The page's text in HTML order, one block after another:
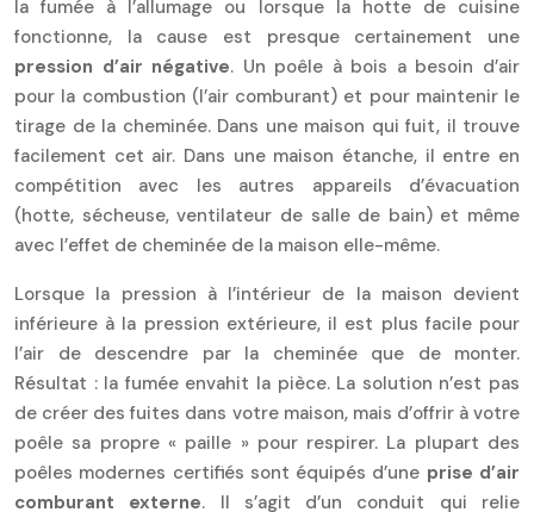
la fumée à l’allumage ou lorsque la hotte de cuisine
fonctionne, la cause est presque certainement une
pression d’air négative. Un poêle à bois a besoin d’air
pour la combustion (l’air comburant) et pour maintenir le
tirage de la cheminée. Dans une maison qui fuit, il trouve
facilement cet air. Dans une maison étanche, il entre en
compétition avec les autres appareils d’évacuation
(hotte, sécheuse, ventilateur de salle de bain) et même
avec l’effet de cheminée de la maison elle-même.
Lorsque la pression à l’intérieur de la maison devient
inférieure à la pression extérieure, il est plus facile pour
l’air de descendre par la cheminée que de monter.
Résultat : la fumée envahit la pièce. La solution n’est pas
de créer des fuites dans votre maison, mais d’offrir à votre
poêle sa propre « paille » pour respirer. La plupart des
poêles modernes certifiés sont équipés d’une prise d’air
comburant externe. Il s’agit d’un conduit qui relie